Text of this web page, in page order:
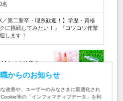
名
／第二新卒・理系歓迎！】学歴・資格
に挑戦してみたい！』『コツコツ作業
します！
人／本社所在
からのお知らせ
改善や、ユーザーのみなさまに最適化され
等の「インフォマティブデータ」を利